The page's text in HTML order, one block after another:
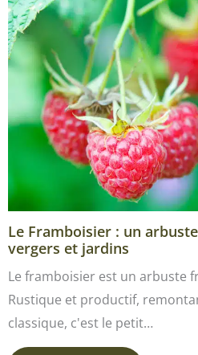
Le Framboisier : un
vergers et jardins
Le framboisier est un arbuste
Rustique et productif,
classique, c'est le petit…